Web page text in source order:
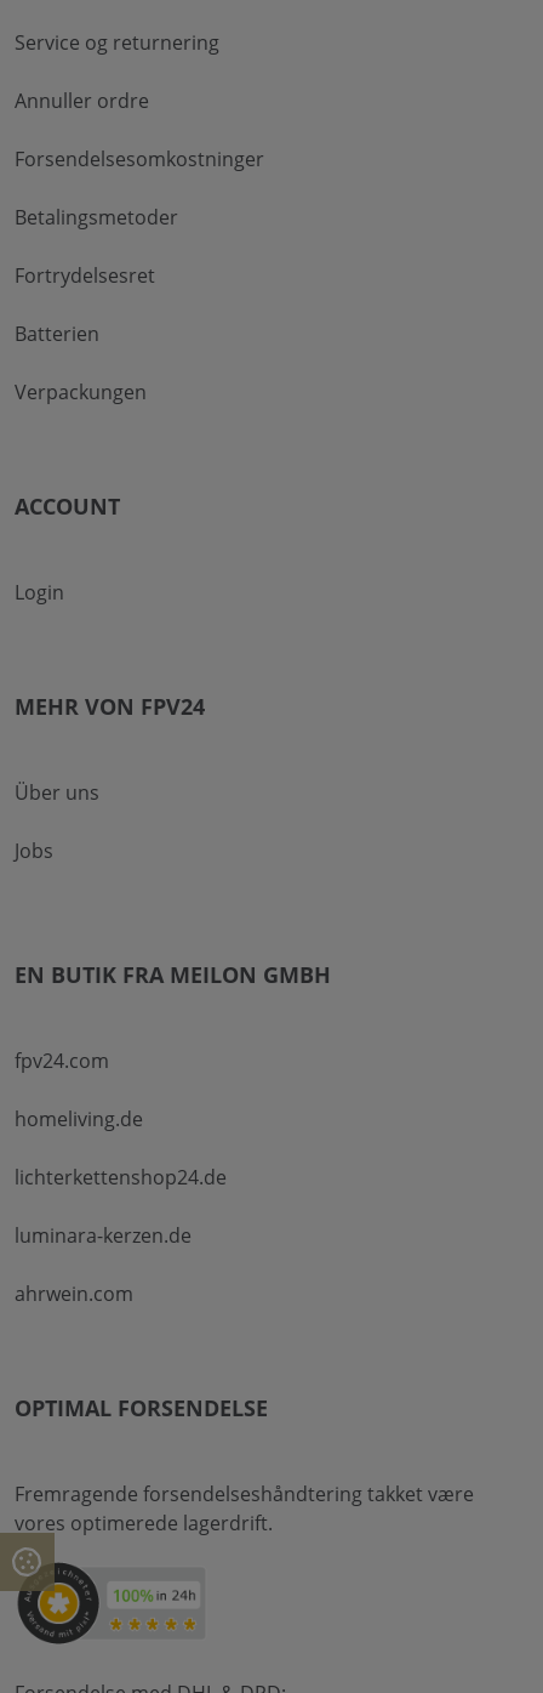
Service og returnering
Annuller ordre
Forsendelsesomkostninger
Betalingsmetoder
Fortrydelsesret
Batterien
Verpackungen
ACCOUNT
Login
MEHR VON FPV24
Über uns
Jobs
EN BUTIK FRA MEILON GMBH
fpv24.com
homeliving.de
lichterkettenshop24.de
luminara-kerzen.de
ahrwein.com
OPTIMAL FORSENDELSE
Fremragende forsendelseshåndtering takket være
vores optimerede lagerdrift.